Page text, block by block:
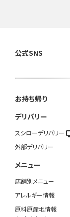
公式SNS
お持ち帰り
デリバリー
スシローデリバリー
外部デリバリー
メニュー
店舗別メニュー
アレルギー情報
原料原産地情報